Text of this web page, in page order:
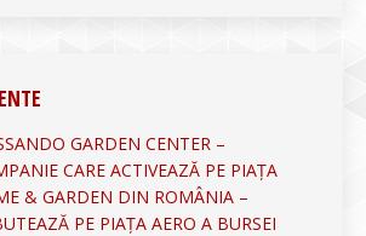
GARDEN CENTER –
CARE ACTIVEAZĂ PE PIAȚA
& GARDEN DIN ROMÂNIA –
PE PIAȚA AERO A BURSEI